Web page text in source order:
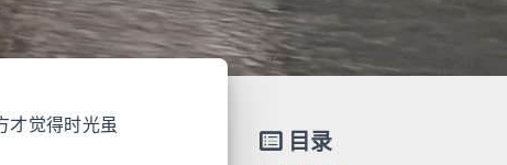
才觉得时光虽
目录